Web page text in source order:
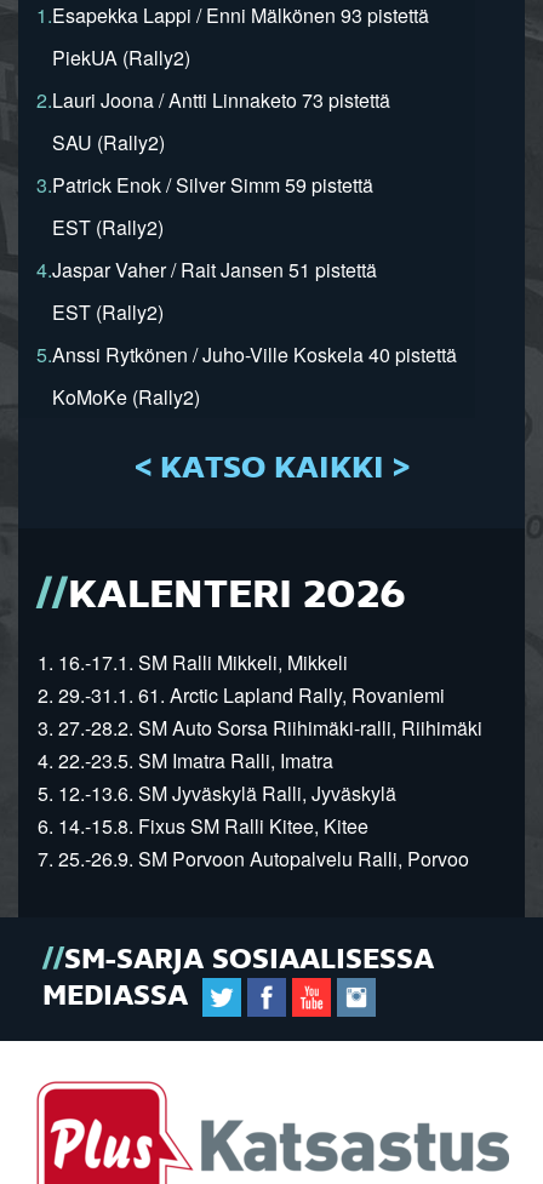
1.Esapekka Lappi / Enni Mälkönen 93 pistettä
PiekUA (Rally2)
2.Lauri Joona / Antti Linnaketo 73 pistettä
SAU (Rally2)
3.Patrick Enok / Silver Simm 59 pistettä
EST (Rally2)
4.Jaspar Vaher / Rait Jansen 51 pistettä
EST (Rally2)
5.Anssi Rytkönen / Juho-Ville Koskela 40 pistettä
KoMoKe (Rally2)
< KATSO KAIKKI >
KALENTERI 2026
1. 16.-17.1. SM Ralli Mikkeli, Mikkeli
2. 29.-31.1. 61. Arctic Lapland Rally, Rovaniemi
3. 27.-28.2. SM Auto Sorsa Riihimäki-ralli, Riihimäki
4. 22.-23.5. SM Imatra Ralli, Imatra
5. 12.-13.6. SM Jyväskylä Ralli, Jyväskylä
6. 14.-15.8. Fixus SM Ralli Kitee, Kitee
7. 25.-26.9. SM Porvoon Autopalvelu Ralli, Porvoo
SM-SARJA SOSIAALISESSA
MEDIASSA